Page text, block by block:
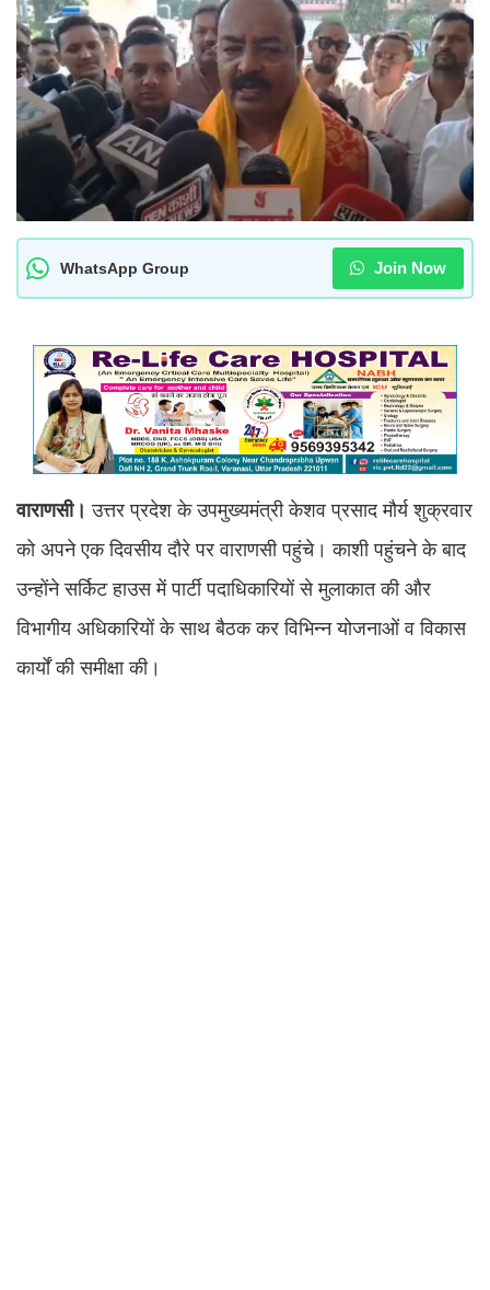
WhatsApp Group Join Now
वाराणसी।उत्तर प्रदेश के उपमुख्यमंत्री केशव प्रसाद मौर्य शुक्रवार
को अपने एक दिवसीय दौरे पर वाराणसी पहुंचे। काशी पहुंचने के बाद
उन्होंने सर्किट हाउस में पार्टी पदाधिकारियों से मुलाकात की और
विभागीय अधिकारियों के साथ बैठक कर विभिन्न योजनाओं व विकास
कार्यों की समीक्षा की।